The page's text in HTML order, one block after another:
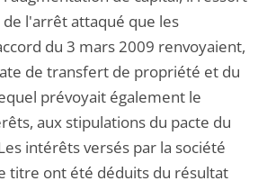
l'arrêt attaqué que les
du 3 mars 2009 renvoyaient,
de transfert de propriété et du
prévoyait également le
aux stipulations du pacte du
intérêts versés par la société
titre ont été déduits du résultat